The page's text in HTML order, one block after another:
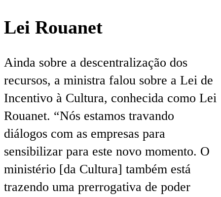
Lei Rouanet
Ainda sobre a descentralização dos
recursos, a ministra falou sobre a Lei de
Incentivo à Cultura, conhecida como Lei
Rouanet. “Nós estamos travando
diálogos com as empresas para
sensibilizar para este novo momento. O
ministério [da Cultura] também está
trazendo uma prerrogativa de poder